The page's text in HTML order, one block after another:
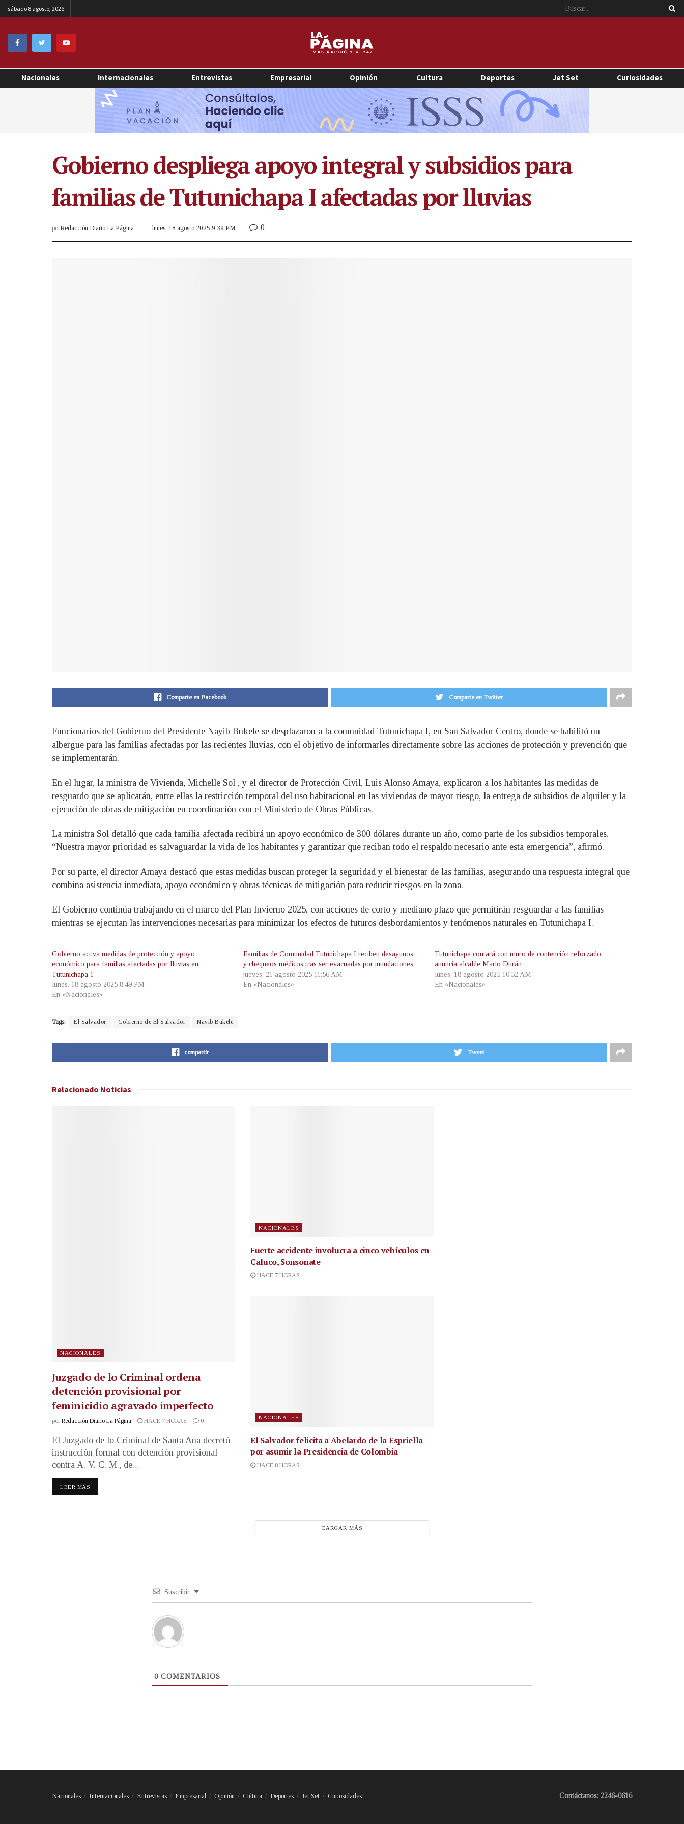
sábado 8 agosto, 2026
Nacionales Internacionales Entrevistas Empresarial Opinión Cultura Deportes Jet Set Curiosidades
Gobierno despliega apoyo integral y subsidios para
familias de Tutunichapa I afectadas por lluvias
porRedacción Diario La Página lunes, 18 agosto 2025 9:39 PM 0
Comparte en Facebook Comparte en Twitter
Funcionarios del Gobierno del Presidente Nayib Bukele se desplazaron a la comunidad Tutunichapa I, en San Salvador Centro, donde se habilitó un
albergue para las familias afectadas por las recientes lluvias, con el objetivo de informarles directamente sobre las acciones de protección y prevención que
se implementarán.
En el lugar, la ministra de Vivienda, Michelle Sol , y el director de Protección Civil, Luis Alonso Amaya, explicaron a los habitantes las medidas de
resguardo que se aplicarán, entre ellas la restricción temporal del uso habitacional en las viviendas de mayor riesgo, la entrega de subsidios de alquiler y la
ejecución de obras de mitigación en coordinación con el Ministerio de Obras Públicas.
La ministra Sol detalló que cada familia afectada recibirá un apoyo económico de 300 dólares durante un año, como parte de los subsidios temporales.
“Nuestra mayor prioridad es salvaguardar la vida de los habitantes y garantizar que reciban todo el respaldo necesario ante esta emergencia”, afirmó.
Por su parte, el director Amaya destacó que estas medidas buscan proteger la seguridad y el bienestar de las familias, asegurando una respuesta integral que
combina asistencia inmediata, apoyo económico y obras técnicas de mitigación para reducir riesgos en la zona.
El Gobierno continúa trabajando en el marco del Plan Invierno 2025, con acciones de corto y mediano plazo que permitirán resguardar a las familias
mientras se ejecutan las intervenciones necesarias para minimizar los efectos de futuros desbordamientos y fenómenos naturales en Tutunichapa I.
Gobierno activa medidas de protección y apoyo
económico para familias afectadas por lluvias en
Tutunichapa 1
lunes, 18 agosto 2025 8:49 PM
En «Nacionales»
Familias de Comunidad Tutunichapa I reciben desayunos
y chequeos médicos tras ser evacuadas por inundaciones
jueves, 21 agosto 2025 11:56 AM
En «Nacionales»
Tutunichapa contará con muro de contención reforzado,
anuncia alcalde Mario Durán
lunes, 18 agosto 2025 10:52 AM
En «Nacionales»
Tags: El Salvador Gobierno de El Salvador Nayib Bukele
compartir Tweet
Relacionado Noticias
NACIONALES
Juzgado de lo Criminal ordena
detención provisional por
feminicidio agravado imperfecto
por Redacción Diario La Página HACE 7 HORAS 0
El Juzgado de lo Criminal de Santa Ana decretó
instrucción formal con detención provisional
contra A. V. C. M., de...
LEER MÁS
NACIONALES
Fuerte accidente involucra a cinco vehículos en
Caluco, Sonsonate
HACE 7 HORAS
NACIONALES
El Salvador felicita a Abelardo de la Espriella
por asumir la Presidencia de Colombia
HACE 8 HORAS
CARGAR MÁS
Suscribir
0 COMENTARIOS
Nacionales Internacionales Entrevistas Empresarial Opinión Cultura Deportes Jet Set Curiosidades Contáctanos: 2246-0616